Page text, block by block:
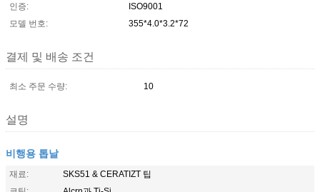
인증:
ISO9001
모델 번호:
355*4.0*3.2*72
결제 및 배송 조건
최소 주문 수량: 10
설명
비행용 톱날
재료:
SKS51 & CERATIZT 팁